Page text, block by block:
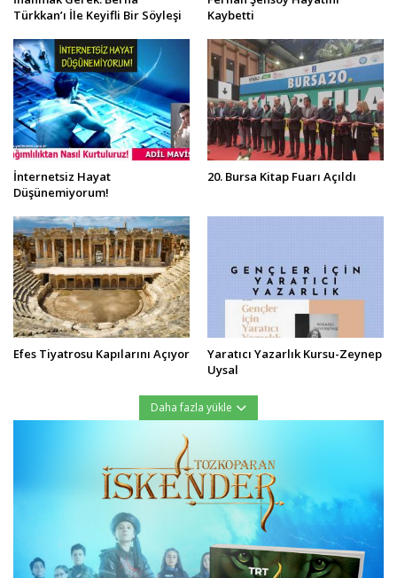
Türkkan’ı İle Keyifli Bir Söyleşi
Kaybetti
İnternetsiz Hayat
Düşünemiyorum!
20. Bursa Kitap Fuarı Açıldı
Efes Tiyatrosu Kapılarını Açıyor
Yaratıcı Yazarlık Kursu-Zeynep
Uysal
Daha fazla yükle